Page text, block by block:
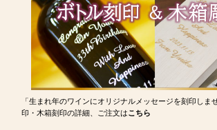
「生まれ年のワインにオリジナルメッセージを刻印しま
印・木箱刻印の詳細、ご注文はこちら